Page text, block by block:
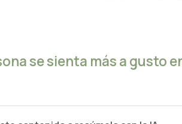
se sienta más a gusto